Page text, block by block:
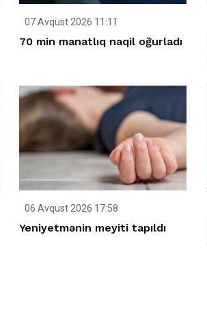
07 Avqust 2026 11:11
70 min manatlıq naqil oğurladı
06 Avqust 2026 17:58
Yeniyetmənin meyiti tapıldı